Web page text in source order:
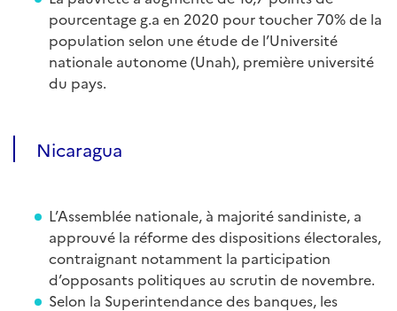
pourcentage g.a en 2020 pour toucher 70% de la
population selon une étude de l’Université
nationale autonome (Unah), première université
du pays.
Nicaragua
L’Assemblée nationale, à majorité sandiniste, a
approuvé la réforme des dispositions électorales,
contraignant notamment la participation
d’opposants politiques au scrutin de novembre.
Selon la Superintendance des banques, les